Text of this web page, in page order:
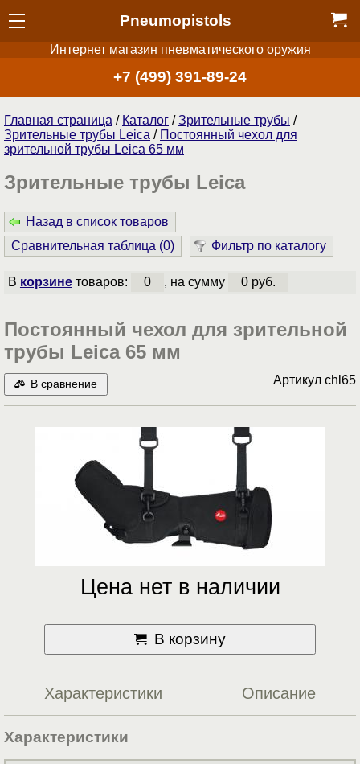
Pneumopistols
Интернет магазин пневматического оружия
+7 (499) 391-89-24
Главная страница / Каталог /Зрительные трубы /
Зрительные трубы Leica / Постоянный чехол для
зрительной трубы Leica 65 мм
Зрительные трубы Leica
Назад в список товаров
Сравнительная таблица (0) Фильтр по каталогу
В корзинетоваров: 0 , на сумму 0 руб.
Постоянный чехол для зрительной
трубы Leica 65 мм
В сравнение Артикул chl65
Цена нет в наличии
В корзину
Характеристики Описание
Характеристики